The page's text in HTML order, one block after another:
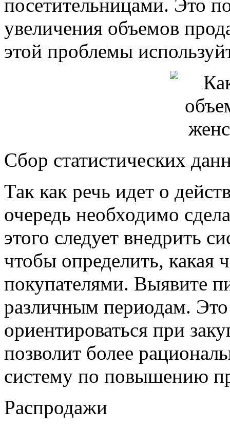
посетительницами. Это
увеличения объемов
этой проблемы
Сбор статистических
Так как речь идет о
очередь необходимо
этого следует внедрить
чтобы определить, какая
покупателями. Выявите
различным периодам. Это
ориентироваться при
позволит более
систему по повышению
Распродажи